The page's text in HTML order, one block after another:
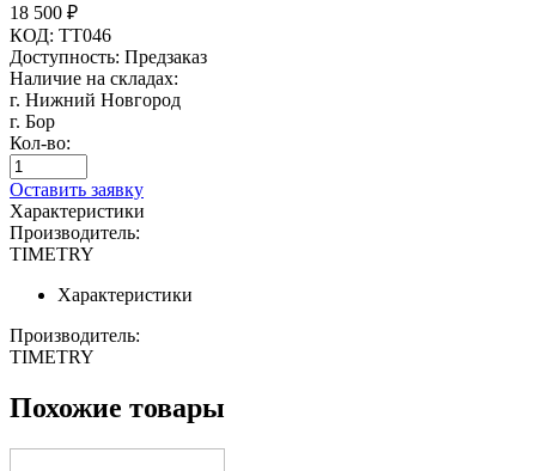
18 500 ₽
КОД: TT046
Доступность: Предзаказ
Наличие на складах:
г. Нижний Новгород
г. Бор
Кол-во:
Оставить заявку
Характеристики
Производитель:
TIMETRY
Характеристики
Производитель:
TIMETRY
Похожие товары